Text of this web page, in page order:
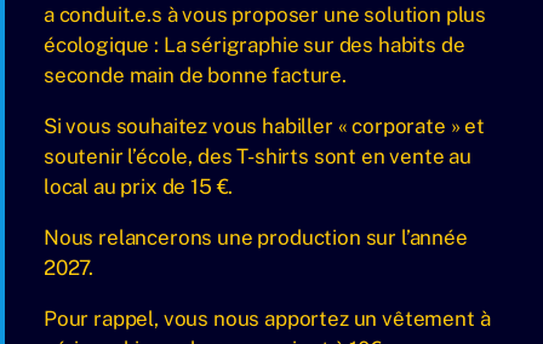
a conduit.e.s à vous proposer une solution plus
écologique : La sérigraphie sur des habits de
seconde main de bonne facture.
Si vous souhaitez vous habiller « corporate » et
soutenir l’école, des T-shirts sont en vente au
local au prix de 15 €.
Nous relancerons une production sur l’année
2027.
Pour rappel, vous nous apportez un vêtement à